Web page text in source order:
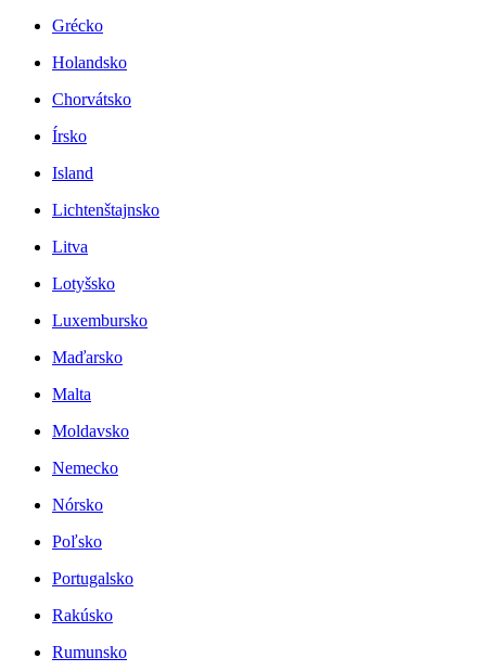
Grécko
Holandsko
Chorvátsko
Írsko
Island
Lichtenštajnsko
Litva
Lotyšsko
Luxembursko
Maďarsko
Malta
Moldavsko
Nemecko
Nórsko
Poľsko
Portugalsko
Rakúsko
Rumunsko